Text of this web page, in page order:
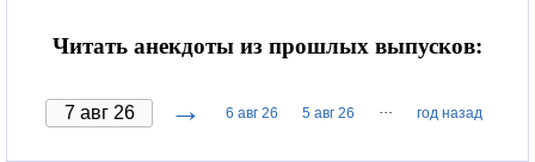
Читать анекдоты из прошлых выпусков:
→ 6 авг 26 5 авг 26 ··· год назад